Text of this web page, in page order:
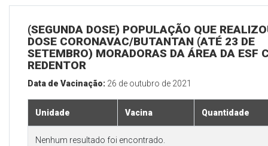
(SEGUNDA DOSE) POPULAÇÃO QUE
DOSE CORONAVAC/BUTANTAN (ATÉ 23 DE
SETEMBRO) MORADORAS DA ÁREA DA ESF
REDENTOR
Data de Vacinação: 26 de outubro de 2021
Unidade Vacina Quantidade
Nenhum resultado foi encontrado.